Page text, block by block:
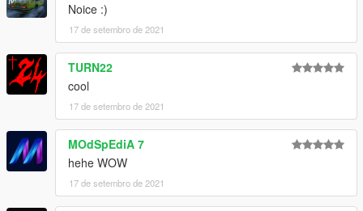
Noice :)
17 de setembro de 2021
TURN22
cool
17 de setembro de 2021
MOdSpEdiA 7
hehe WOW
17 de setembro de 2021